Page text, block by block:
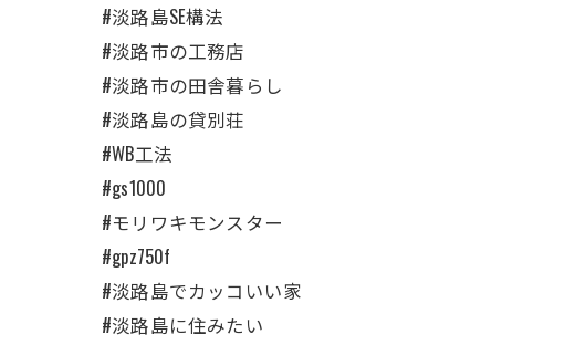
#淡路島SE構法
#淡路市の工務店
#淡路市の田舎暮らし
#淡路島の貸別荘
#WB工法
#gs1000
#モリワキモンスター
#gpz750f
#淡路島でカッコいい家
#淡路島に住みたい